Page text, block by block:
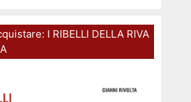
I RIBELLI DELLA RIVA